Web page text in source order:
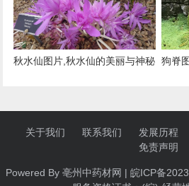
秋水仙图片,秋水仙的美丽与神秘 狗脊
关于我们 联系我们 发展历程
免责声明
Powered By 亳州中药材网 |皖ICP备